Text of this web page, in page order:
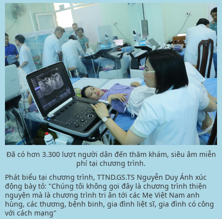
Đã có hơn 3.300 lượt người dân đến thăm khám, siêu âm miễn
phí tại chương trình.
Phát biểu tại chương trình, TTND.GS.TS Nguyễn Duy Ánh xúc
động bày tỏ: "Chúng tôi không gọi đây là chương trình thiện
nguyện mà là chương trình tri ân tới các Mẹ Việt Nam anh
hùng, các thương, bệnh binh, gia đình liệt sĩ, gia đình có công
với cách mạng"